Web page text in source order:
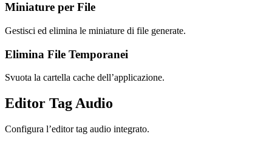
Miniature per File
Gestisci ed elimina le miniature di file generate.
Elimina File Temporanei
Svuota la cartella cache dell’applicazione.
Editor Tag Audio
Configura l’editor tag audio integrato.